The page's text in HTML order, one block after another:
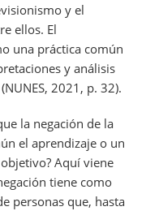
y el
ellos. El
una práctica común
y análisis
2021, p. 32).
la negación de la
el aprendizaje o un
Aquí viene
tiene como
personas que, hasta